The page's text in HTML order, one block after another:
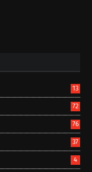
13
72
76
37
4